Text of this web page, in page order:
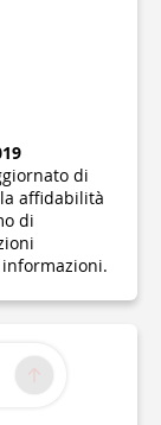
di
affidabilità
di
informazioni.